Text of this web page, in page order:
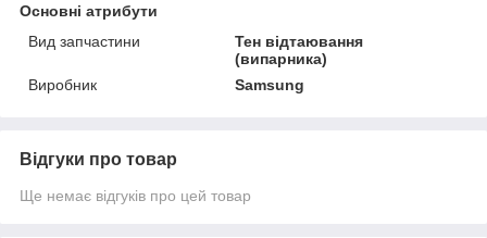
Основні атрибути
Вид запчастини
Тен відтаювання
(випарника)
Виробник
Samsung
Відгуки про товар
Ще немає відгуків про цей товар